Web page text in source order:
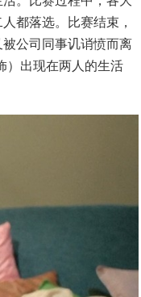
都落选。比赛结束，
公司同事讥诮愤而离
）出现在两人的生活